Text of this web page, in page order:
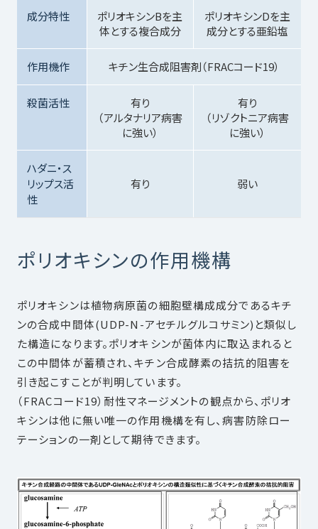
成分特性
ポリオキシンBを主
体とする複合成分
ポリオキシンDを主
成分とする亜鉛塩
作用機作 キチン生合成阻害剤（FRACコード19）
殺菌活性
有り
（アルタナリア病害
に強い）
有り
（リゾクトニア病害
に強い）
ハダニ・ス
リップス活
性
有り 弱い
ポリオキシンの作用機構
ポリオキシンは植物病原菌の細胞壁構成成分であるキチ
ンの合成中間体(UDP-N-アセチルグルコサミン)と類似し
た構造になります。ポリオキシンが菌体内に取込まれると
この中間体が蓄積され、キチン合成酵素の拮抗的阻害を
引き起こすことが判明しています。
（FRACコード19）耐性マネージメントの観点から、ポリオ
キシンは他に無い唯一の作用機構を有し、病害防除ロー
テーションの一剤として期待できます。